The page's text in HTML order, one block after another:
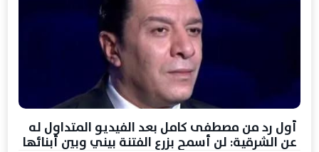
أول رد من مصطفى كامل بعد الفيديو المتداول له
عن الشرقية: لن أسمح بزرع الفتنة بيني وبين أبنائها